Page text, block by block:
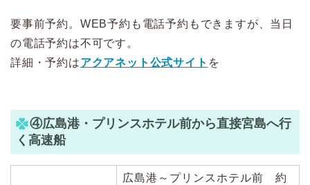
要事前予約。WEB予約も電話予約もできますが、当日
の電話予約は不可です。
詳細・予約はアクアネット公式サイト を
④広島港・プリンスホテル前から直接宮島へ行
く高速船
広島港～プリンスホテル前 約